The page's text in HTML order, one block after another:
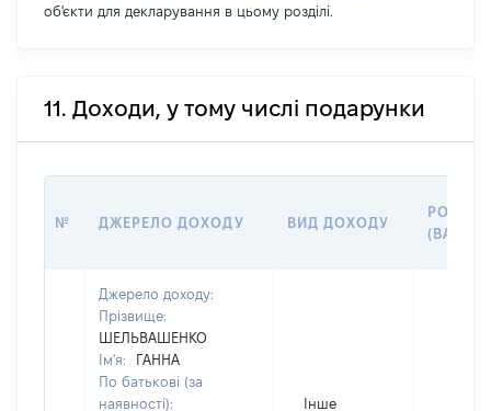
об'єкти для декларування в цьому розділі.
11. Доходи, у тому числі подарунки
№ ДЖЕРЕЛО ДОХОДУ ВИД ДОХОДУ
РОЗМІР
Джерело доходу:
Прізвище:
ШЕЛЬВАШЕНКО
Ім'я:
ГАННА
По батькові (за
наявності):
Інше